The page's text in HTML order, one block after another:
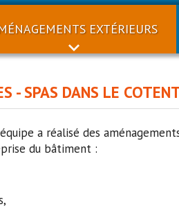
EXTÉRIEURS
- SPAS DANS LE
a réalisé des
du bâtiment :